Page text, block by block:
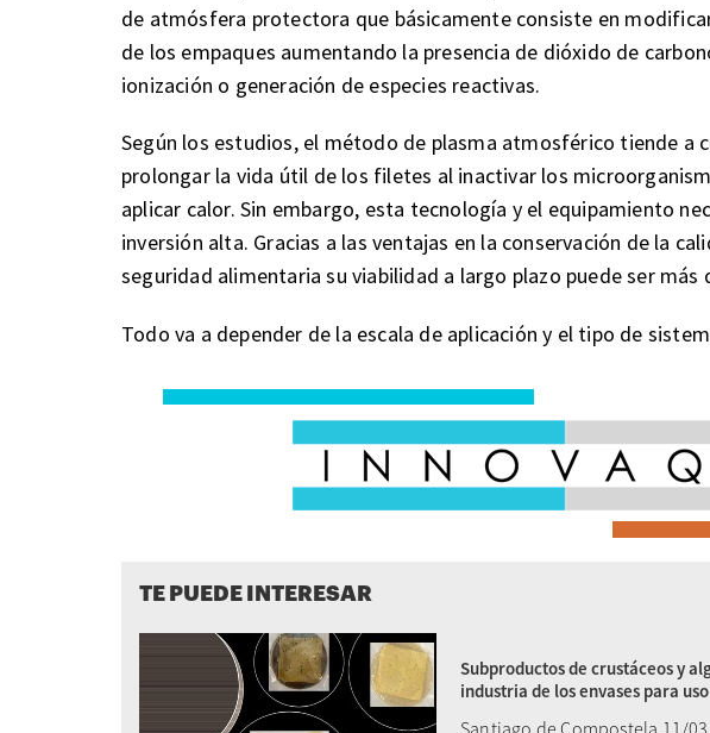
de atmósfera protectora que básicamente consiste en
de los empaques aumentando la presencia de dióxido de
ionización o generación de especies reactivas.
Según los estudios, el método de plasma atmosférico tiende a
prolongar la vida útil de los filetes al inactivar los
aplicar calor. Sin embargo, esta tecnología y el equipamiento
inversión alta. Gracias a las ventajas en la conservación de la
seguridad alimentaria su viabilidad a largo plazo puede ser más
Todo va a depender de la escala de aplicación y el tipo de
TE PUEDE INTERESAR
Subproductos de crustáceos y
industria de los envases para